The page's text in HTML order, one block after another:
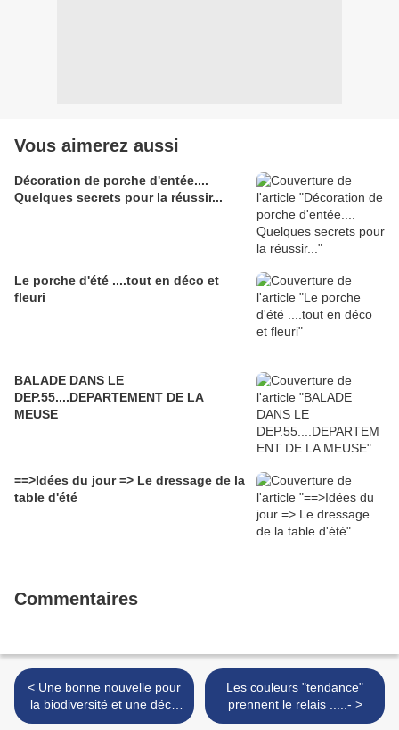
Vous aimerez aussi
Décoration de porche d'entée....
Quelques secrets pour la réussir...
Le porche d'été ....tout en déco et
fleuri
BALADE DANS LE
DEP.55....DEPARTEMENT DE LA
MEUSE
==>Idées du jour => Le dressage de la
table d'été
Commentaires
< Une bonne nouvelle pour
la biodiversité et une déco
magnifique dans nos
Les couleurs "tendance"
prennent le relais .....- >